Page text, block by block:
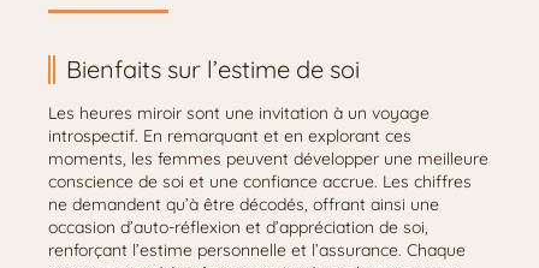
Bienfaits sur l’estime de soi
Les heures miroir sont une invitation à un voyage
introspectif. En remarquant et en explorant ces
moments, les femmes peuvent développer une meilleure
conscience de soi et une confiance accrue. Les chiffres
ne demandent qu’à être décodés, offrant ainsi une
occasion d’auto-réflexion et d’appréciation de soi,
renforçant l’estime personnelle et l’assurance. Chaque